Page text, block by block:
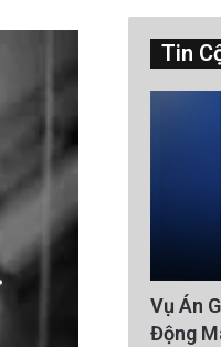
Tin
Vụ Án
Động